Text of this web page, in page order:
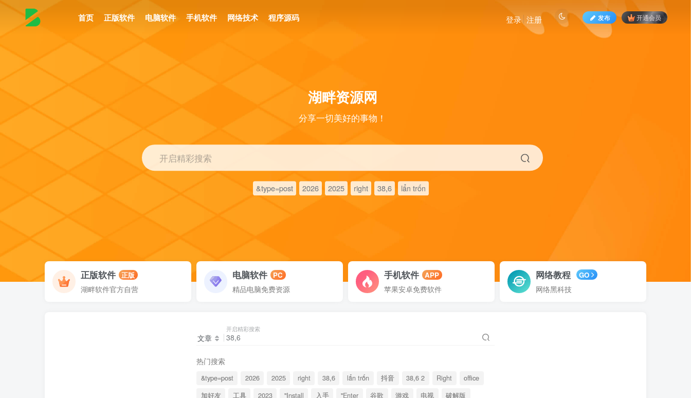
首页 正版软件 电脑软件 手机软件 网络技术 程序源码 发布 开通会员
登录 注册
湖畔资源网
分享一切美好的事物！
开启精彩搜索
&type=post 2026 2025 right 38,6 lẩn trốn
正版软件 正版
湖畔软件官方自营
电脑软件 PC
精品电脑免费资源
手机软件 APP
苹果安卓免费软件
网络教程 GO
网络黑科技
文章
开启精彩搜索
热门搜索
&type=post 2026 2025 right 38,6 lẩn trốn 抖音 38,6 2 Right
office
加好友
工具 2023 "Install 入手 "Enter 谷歌 游戏 电视 破解版